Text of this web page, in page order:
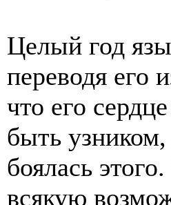
Целый год
переводя его
что его
быть
боялась
всякую